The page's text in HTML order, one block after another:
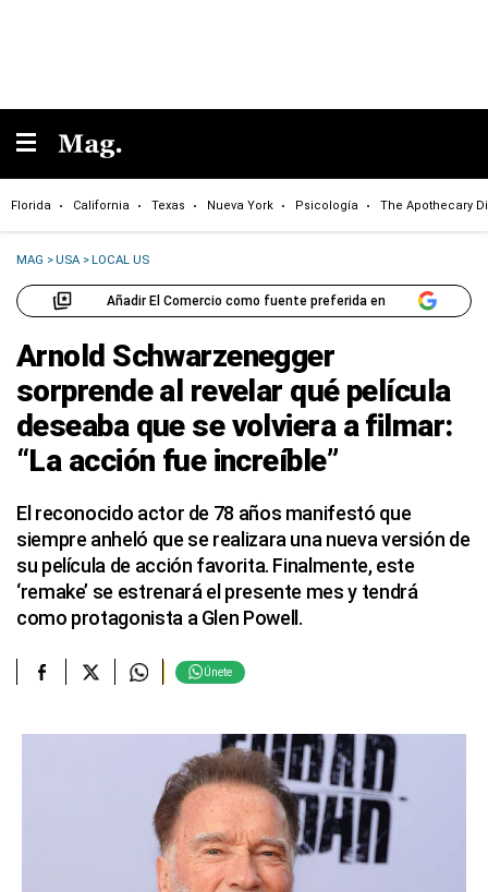
Florida California Texas Nueva York Psicología The Apothecary
MAG >USA >LOCAL US
Añadir El Comercio como fuente preferida en
Arnold Schwarzenegger
sorprende al revelar qué película
deseaba que se volviera a filmar:
“La acción fue increíble”
El reconocido actor de 78 años manifestó que
siempre anheló que se realizara una nueva versión de
su película de acción favorita. Finalmente, este
‘remake’ se estrenará el presente mes y tendrá
como protagonista a Glen Powell.
Únete